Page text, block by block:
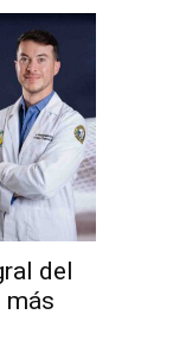
del
más